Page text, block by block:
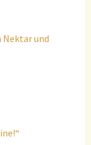
Nektar und